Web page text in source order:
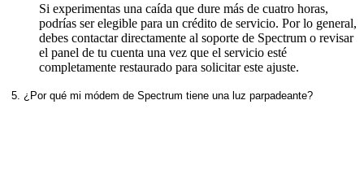
Si experimentas una caída que dure más de cuatro horas,
podrías ser elegible para un crédito de servicio. Por lo general,
debes contactar directamente al soporte de Spectrum o revisar
el panel de tu cuenta una vez que el servicio esté
completamente restaurado para solicitar este ajuste.
5. ¿Por qué mi módem de Spectrum tiene una luz parpadeante?